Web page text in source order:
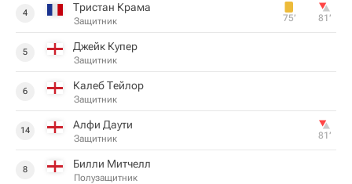
4 Тристан Крама
Защитник 75‎’‎ 81‎’‎
5 Джейк Купер
Защитник
6 Калеб Тейлор
Защитник
14 Алфи Даути
Защитник 81‎’‎
8 Билли Митчелл
Полузащитник